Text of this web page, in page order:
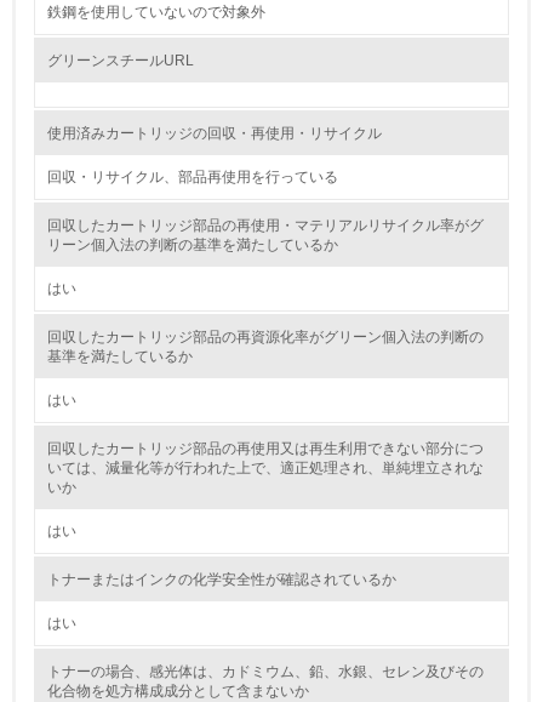
自社に関係する主要な環境法規制を把握し、順守している
レベル2
5.
環境取り組み体制と成果を定期的に検証して次の活動に活
かしている
従業員が環境方針に基づいて自分の業務の中で行うべき環
境対策を理解し、実践している
環境活動に関する規格やプログラムを導入している
→ 導入している規格名
第三者認証を取得している
2.環境への取り組み
資源・エネルギー
鉄鋼を使用していないので対象外
グリーンスチールURL
使用済みカートリッジの回収・再使用・リサイクル
回収・リサイクル、部品再使用を行っている
回収したカートリッジ部品の再使用・マテリアルリサイクル率がグ
リーン個入法の判断の基準を満たしているか
はい
回収したカートリッジ部品の再資源化率がグリーン個入法の判断の
基準を満たしているか
はい
回収したカートリッジ部品の再使用又は再生利用できない部分につ
いては、減量化等が行われた上で、適正処理され、単純埋立されな
いか
はい
トナーまたはインクの化学安全性が確認されているか
はい
トナーの場合、感光体は、カドミウム、鉛、水銀、セレン及びその
化合物を処方構成成分として含まないか